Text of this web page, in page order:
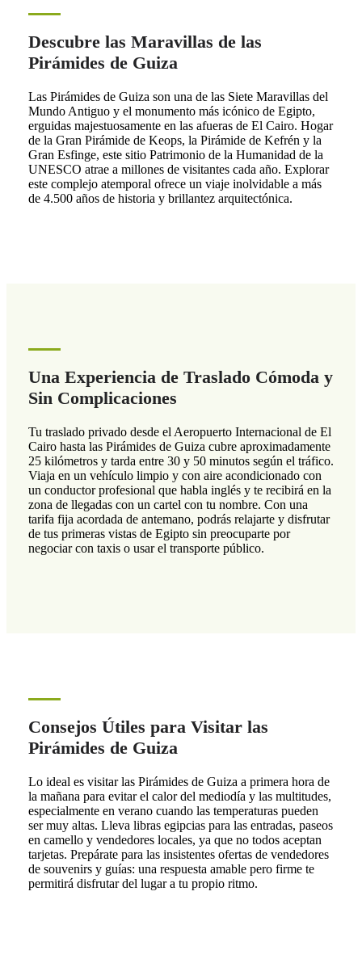
Descubre las Maravillas de las
Pirámides de Guiza
Las Pirámides de Guiza son una de las Siete Maravillas del
Mundo Antiguo y el monumento más icónico de Egipto,
erguidas majestuosamente en las afueras de El Cairo. Hogar
de la Gran Pirámide de Keops, la Pirámide de Kefrén y la
Gran Esfinge, este sitio Patrimonio de la Humanidad de la
UNESCO atrae a millones de visitantes cada año. Explorar
este complejo atemporal ofrece un viaje inolvidable a más
de 4.500 años de historia y brillantez arquitectónica.
Una Experiencia de Traslado Cómoda y
Sin Complicaciones
Tu traslado privado desde el Aeropuerto Internacional de El
Cairo hasta las Pirámides de Guiza cubre aproximadamente
25 kilómetros y tarda entre 30 y 50 minutos según el tráfico.
Viaja en un vehículo limpio y con aire acondicionado con
un conductor profesional que habla inglés y te recibirá en la
zona de llegadas con un cartel con tu nombre. Con una
tarifa fija acordada de antemano, podrás relajarte y disfrutar
de tus primeras vistas de Egipto sin preocuparte por
negociar con taxis o usar el transporte público.
Consejos Útiles para Visitar las
Pirámides de Guiza
Lo ideal es visitar las Pirámides de Guiza a primera hora de
la mañana para evitar el calor del mediodía y las multitudes,
especialmente en verano cuando las temperaturas pueden
ser muy altas. Lleva libras egipcias para las entradas, paseos
en camello y vendedores locales, ya que no todos aceptan
tarjetas. Prepárate para las insistentes ofertas de vendedores
de souvenirs y guías: una respuesta amable pero firme te
permitirá disfrutar del lugar a tu propio ritmo.